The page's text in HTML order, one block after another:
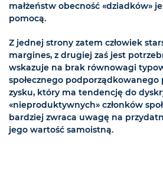
małżeństw obecność «dziadków»
pomocą.
Z jednej strony zatem człowiek
margines, z drugiej zaś jest
wskazuje na brak równowagi
społecznego
zysku, który ma tendencję do
«nieproduktywnych» członków
bardziej zwraca uwagę na
jego wartość samoistną.